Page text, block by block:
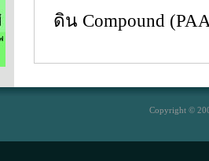
ดิน Compound
Copyright ©